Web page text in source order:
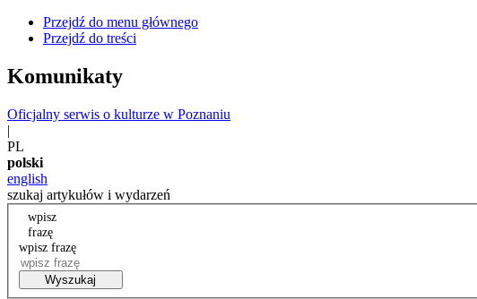
Przejdź do menu głównego
Przejdź do treści
Komunikaty
Oficjalny serwis o kulturze w Poznaniu
|
PL
polski
english
szukaj artykułów i wydarzeń
wpisz
frazę
wpisz frazę
Wyszukaj